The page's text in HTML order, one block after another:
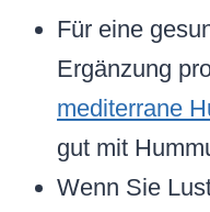
Für eine
Ergänzung
mediterrane
gut mit
Wenn Sie